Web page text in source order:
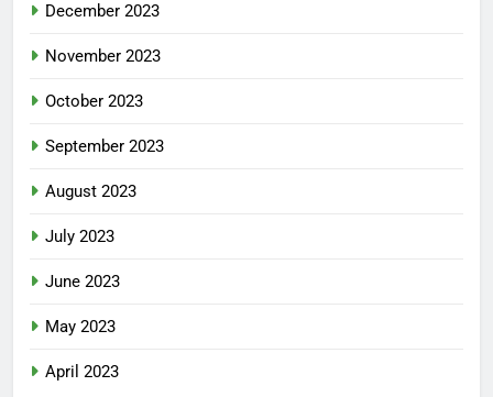
December 2023
November 2023
October 2023
September 2023
August 2023
July 2023
June 2023
May 2023
April 2023